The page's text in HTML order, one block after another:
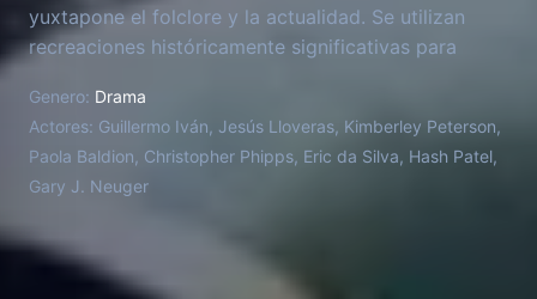
yuxtapone el folclore y la actualidad. Se utilizan
recreaciones históricamente significativas para
simbolismo de la identidad y la fe mexicanas.
Cuando a un reportero joven y ambicioso (Guillermo
Iván) se le asigna un artículo sobre la fe, se ve
envuelto en la leyenda de Juan Diego y Nuestra
de la importancia del cristianismo moderno, la
investigación del periodista lo lleva de un cínico a
Genero: Drama
Actores: Guillermo Iván, Jesús Lloveras, Kimberley Peterson,
Paola Baldion, Christopher Phipps, Eric da Silva, Hash Patel,
Gary J. Neuger